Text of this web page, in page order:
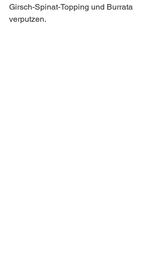
Girsch-Spinat-Topping und Burrata
verputzen.